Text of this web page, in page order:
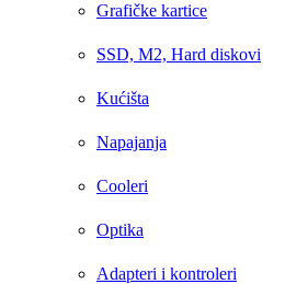
Grafičke kartice
SSD, M2, Hard diskovi
Kućišta
Napajanja
Cooleri
Optika
Adapteri i kontroleri